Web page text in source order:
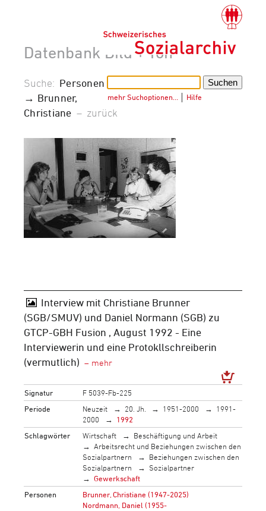
Datenbank Bild + Ton
mehr Suchoptionen… Hilfe
Suche: Personen
→ Brunner,
Christiane – zurück
Interview mit Christiane Brunner
(SGB/SMUV) und Daniel Normann (SGB) zu
GTCP-GBH Fusion , August 1992 - Eine
Interviewerin und eine Protokllschreiberin
(vermutlich)
Signatur
F 5039-Fb-225
Periode
Neuzeit 20. Jh. 1951-2000
1991-
2000
1992
Schlagwörter
Wirtschaft
Beschäftigung und Arbeit
Arbeitsrecht und Beziehungen zwischen den
Sozialpartnern
Beziehungen zwischen den
Sozialpartnern
Sozialpartner
Gewerkschaft
Personen
Brunner, Christiane (1947-2025)
Nordmann, Daniel (1955-